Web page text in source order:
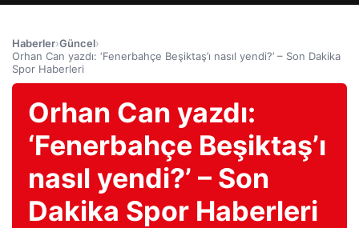
Haberler›Güncel›
Orhan Can yazdı: ‘Fenerbahçe Beşiktaş’ı nasıl yendi?’ – Son Dakika
Spor Haberleri
Orhan Can yazdı:
‘Fenerbahçe Beşiktaş’ı
nasıl yendi?’ – Son
Dakika Spor Haberleri